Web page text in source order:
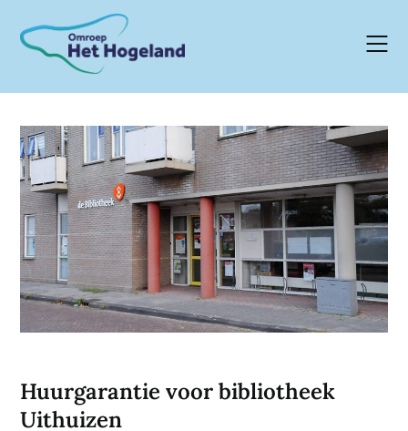
content
Huurgarantie voor bibliotheek
Uithuizen